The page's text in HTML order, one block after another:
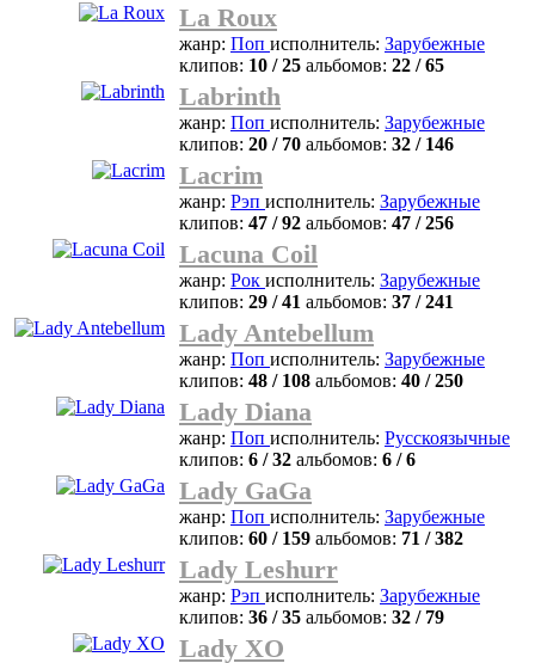
La Roux
жанр: Поп исполнитель: Зарубежные
клипов: 10 / 25 альбомов: 22 / 65
Labrinth
жанр: Поп исполнитель: Зарубежные
клипов: 20 / 70 альбомов: 32 / 146
Lacrim
жанр: Рэп исполнитель: Зарубежные
клипов: 47 / 92 альбомов: 47 / 256
Lacuna Coil
жанр: Рок исполнитель: Зарубежные
клипов: 29 / 41 альбомов: 37 / 241
Lady Antebellum
жанр: Поп исполнитель: Зарубежные
клипов: 48 / 108 альбомов: 40 / 250
Lady Diana
жанр: Поп исполнитель: Русскоязычные
клипов: 6 / 32 альбомов: 6 / 6
Lady GaGa
жанр: Поп исполнитель: Зарубежные
клипов: 60 / 159 альбомов: 71 / 382
Lady Leshurr
жанр: Рэп исполнитель: Зарубежные
клипов: 36 / 35 альбомов: 32 / 79
Lady XO